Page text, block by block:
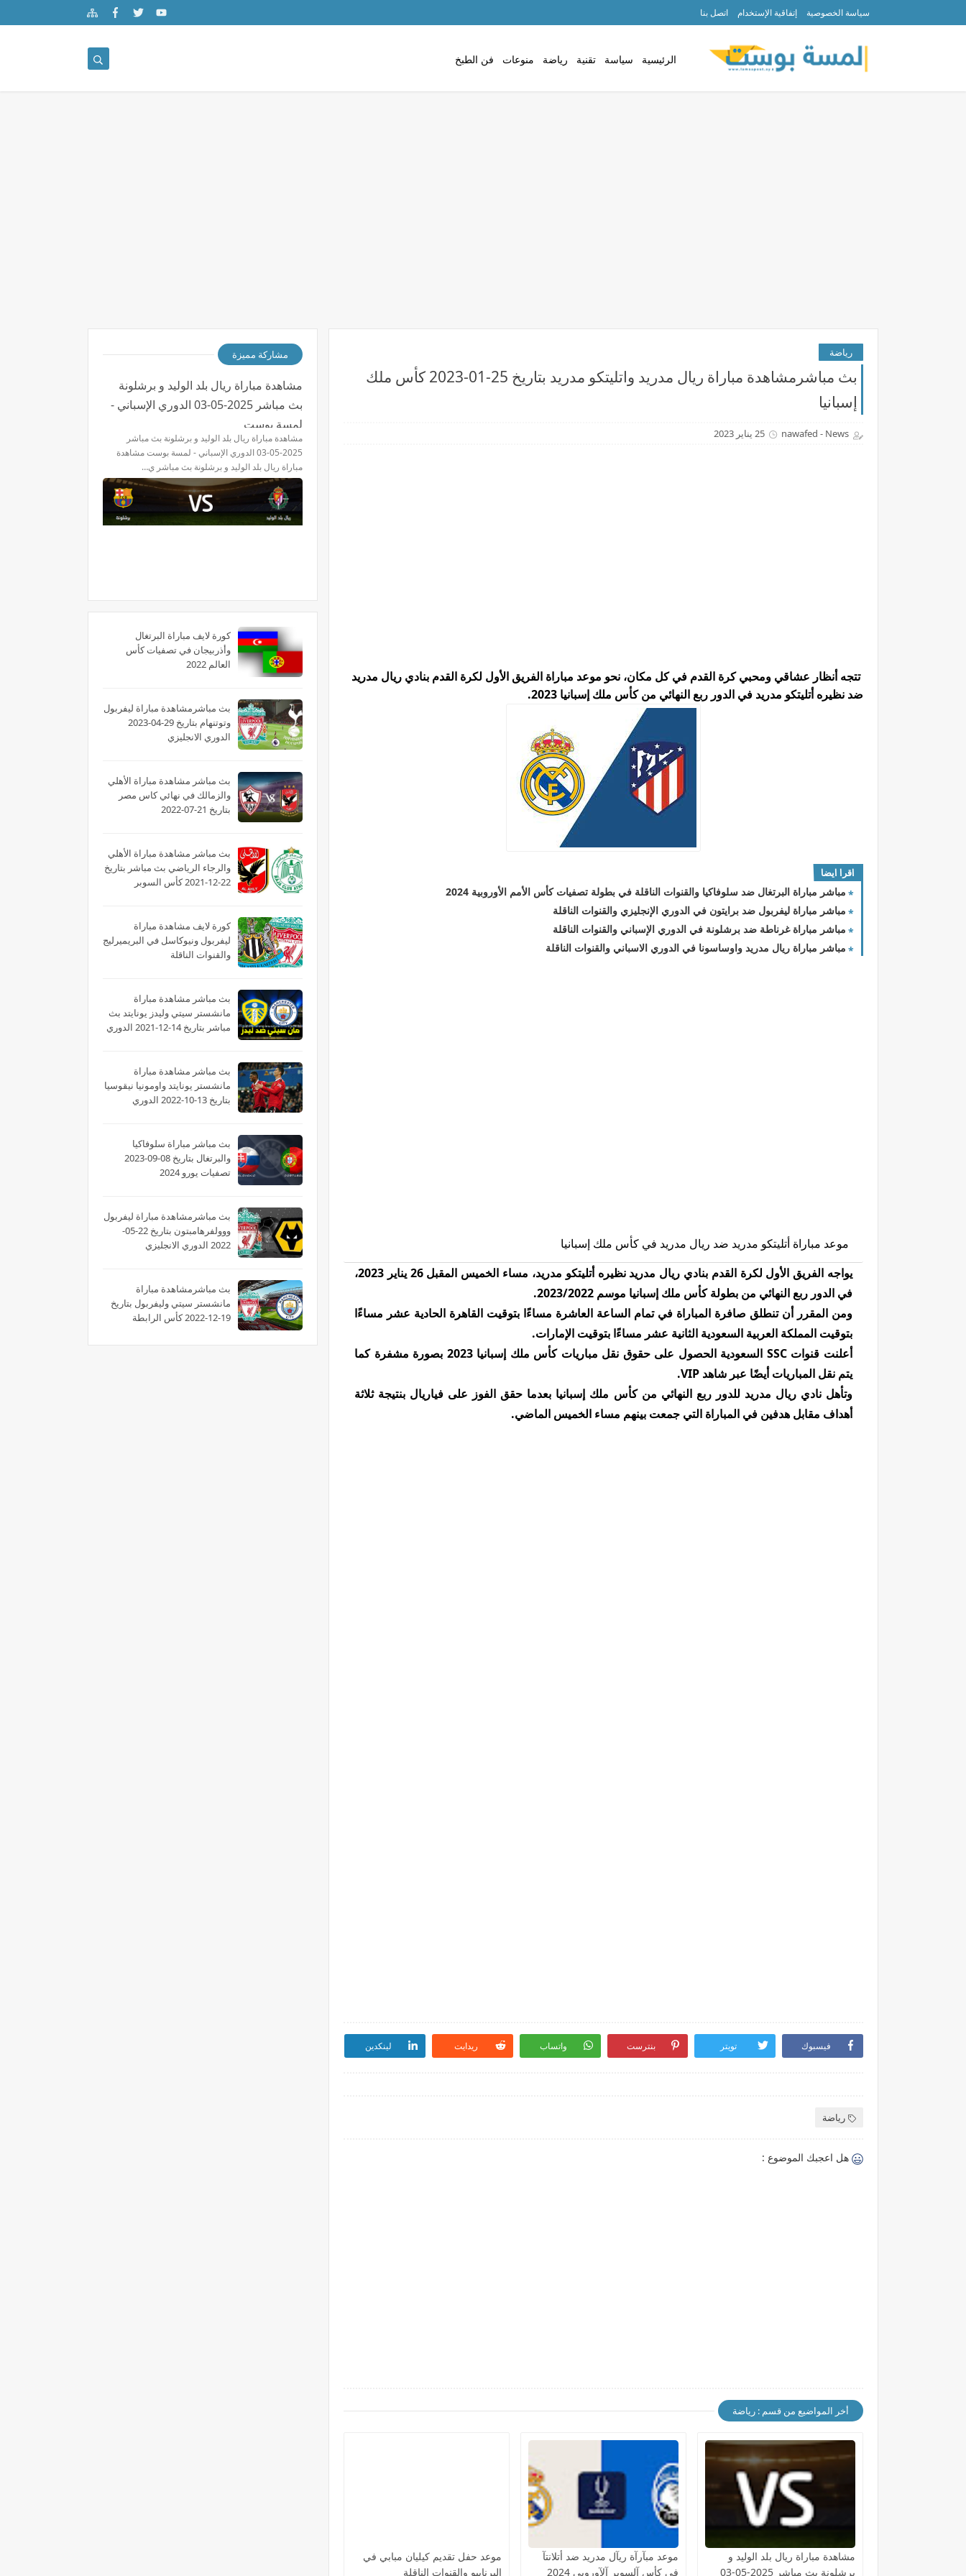
سياسة الخصوصية إتفاقية الإستخدام اتصل بنا
الرئيسية سياسة تقنية رياضة منوعات فن الطبخ
رياضة
بث مباشرمشاهدة مباراة ريال مدريد واتليتكو مدريد بتاريخ 25-01-2023 كأس ملك
إسبانيا
nawafed - News 25 يناير 2023
تتجه أنظار عشاقي ومحبي كرة القدم في كل مكان، نحو موعد مباراة الفريق الأول لكرة القدم بنادي ريال مدريد
ضد نظيره أتليتكو مدريد في الدور ربع النهائي من كأس ملك إسبانيا 2023.
اقرا ايضا
مباشر مباراة البرتغال ضد سلوفاكيا والقنوات الناقلة في بطولة تصفيات كأس الأمم الأوروبية 2024
مباشر مباراة ليفربول ضد برايتون في الدوري الإنجليزي والقنوات الناقلة
مباشر مباراة غرناطة ضد برشلونة في الدوري الإسباني والقنوات الناقلة
مباشر مباراة ريال مدريد واوساسونا في الدوري الاسباني والقنوات الناقلة
موعد مباراة أتليتكو مدريد ضد ريال مدريد في كأس ملك إسبانيا
يواجه الفريق الأول لكرة القدم بنادي ريال مدريد نظيره أتليتكو مدريد، مساء الخميس المقبل 26 يناير 2023،
في الدور ربع النهائي من بطولة كأس ملك إسبانيا موسم 2023/2022.
ومن المقرر أن تنطلق صافرة المباراة في تمام الساعة العاشرة مساءًا بتوقيت القاهرة الحادية عشر مساءًا
بتوقيت المملكة العربية السعودية الثانية عشر مساءًا بتوقيت الإمارات.
أعلنت قنوات SSC السعودية الحصول على حقوق نقل مباريات كأس ملك إسبانيا 2023 بصورة مشفرة كما
يتم نقل المباريات أيضًا عبر شاهد VIP.
وتأهل نادي ريال مدريد للدور ربع النهائي من كأس ملك إسبانيا بعدما حقق الفوز على فياريال بنتيجة ثلاثة
أهداف مقابل هدفين في المباراة التي جمعت بينهم مساء الخميس الماضي.
فيسبوك تويتر بنترست واتساب ريدايت لينكدين
رياضة
هل اعجبك الموضوع :
أخر المواضيع من قسم : رياضة
مشاهدة مباراة ريال بلد الوليد و
برشلونة بث مباشر 2025-05-03
موعد مبآرآة ريآل مدريد ضد أتلانتآ
في كأس آلسوبر آلآوروبي 2024
موعد حفل تقديم كيليان مبابي في
البرنابيو والقنوات الناقلة
مشاركة مميزة
مشاهدة مباراة ريال بلد الوليد و برشلونة
بث مباشر 2025-05-03 الدوري الإسباني -
لمسة بوست
مشاهدة مباراة ريال بلد الوليد و برشلونة بث مباشر
2025-05-03 الدوري الإسباني - لمسة بوست مشاهدة
مباراة ريال بلد الوليد و برشلونة بث مباشر ي…
كورة لايف مباراة البرتغال
وأذربيجان في تصفيات كأس
العالم 2022
بث مباشرمشاهدة مباراة ليفربول
وتوتنهام بتاريخ 29-04-2023
الدوري الانجليزي
بث مباشر مشاهدة مباراة الأهلي
والزمالك في نهائي كاس مصر
بتاريخ 21-07-2022
بث مباشر مشاهدة مباراة الأهلي
والرجاء الرياضي بث مباشر بتاريخ
22-12-2021 كأس السوبر
كورة لايف مشاهدة مباراة
ليفربول ونيوكاسل في البريميرليج
والقنوات الناقلة
بث مباشر مشاهدة مباراة
مانشستر سيتي وليدز يونايتد بث
مباشر بتاريخ 14-12-2021 الدوري
بث مباشر مشاهدة مباراة
مانشستر يونايتد واومونيا نيقوسيا
بتاريخ 13-10-2022 الدوري
بث مباشر مباراة سلوفاكيا
والبرتغال بتاريخ 08-09-2023
تصفيات يورو 2024
بث مباشرمشاهدة مباراة ليفربول
ووولفرهامبتون بتاريخ 22-05-
2022 الدوري الانجليزي
بث مباشرمشاهدة مباراة
مانشستر سيتي وليفربول بتاريخ
19-12-2022 كأس الرابطة